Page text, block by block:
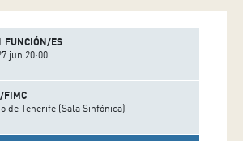
FUNCIÓN/ES
jun 20:00
FIMC
de Tenerife (Sala Sinfónica)